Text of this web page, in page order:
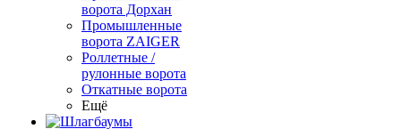
ворота Дорхан
Промышленные
ворота ZAIGER
Роллетные /
рулонные ворота
Откатные ворота
Ещё